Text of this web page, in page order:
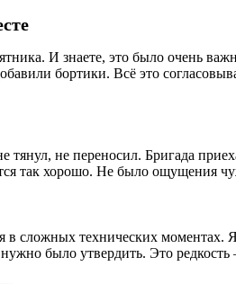
И знаете, это было очень
бортики. Всё это
не переносил. Бригада
так хорошо. Не было ощущения
в сложных технических
было утвердить. Это